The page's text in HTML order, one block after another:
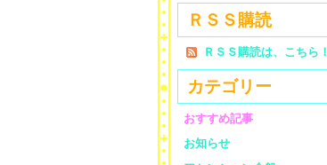
ＲＳＳ購読
ＲＳＳ購読は、こちら！
カテゴリー
おすすめ記事
お知らせ